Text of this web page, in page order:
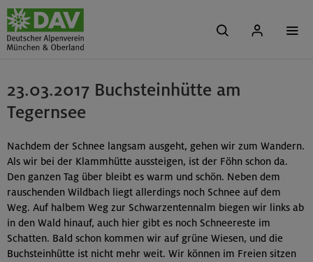
23.03.2017 Buchsteinhütte am
Tegernsee
Nachdem der Schnee langsam ausgeht, gehen wir zum Wandern.
Als wir bei der Klammhütte aussteigen, ist der Föhn schon da.
Den ganzen Tag über bleibt es warm und schön. Neben dem
rauschenden Wildbach liegt allerdings noch Schnee auf dem
Weg. Auf halbem Weg zur Schwarzentennalm biegen wir links ab
in den Wald hinauf, auch hier gibt es noch Schneereste im
Schatten. Bald schon kommen wir auf grüne Wiesen, und die
Buchsteinhütte ist nicht mehr weit. Wir können im Freien sitzen